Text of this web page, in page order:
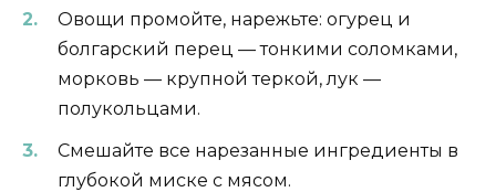
Овощи промойте, нарежьте: огурец и
болгарский перец — тонкими соломками,
морковь — крупной теркой, лук —
полукольцами.
Смешайте все нарезанные ингредиенты в
глубокой миске с мясом.